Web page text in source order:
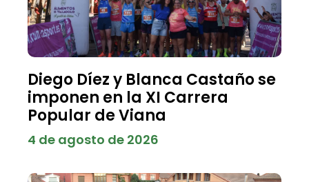
Diego Díez y Blanca Castaño se
imponen en la XI Carrera
Popular de Viana
4 de agosto de 2026